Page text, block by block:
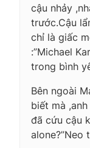
cậu nhảy
trước.Cậu
chỉ là giấc
:”Michael
trong bình
Bên ngoài
biết mà ,anh
đã cứu cậu
alone?”Neo